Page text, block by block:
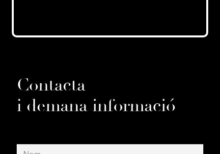
Contacta
i demana informació